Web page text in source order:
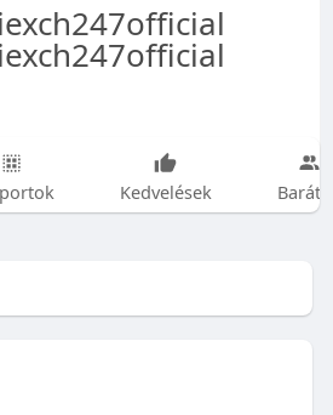
Kedvelések